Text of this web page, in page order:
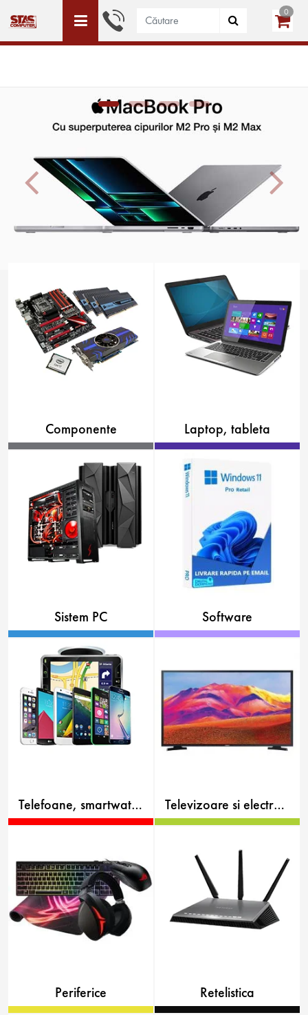
ACEST SITE ESTE DEDICAT DOAR PERSOANELE JURIDICE
CREEAZĂ CONT
0
Componente Laptop, tableta
Sistem PC Software
Telefoane, smartwatch Televizoare si electronice
Periferice Retelistica